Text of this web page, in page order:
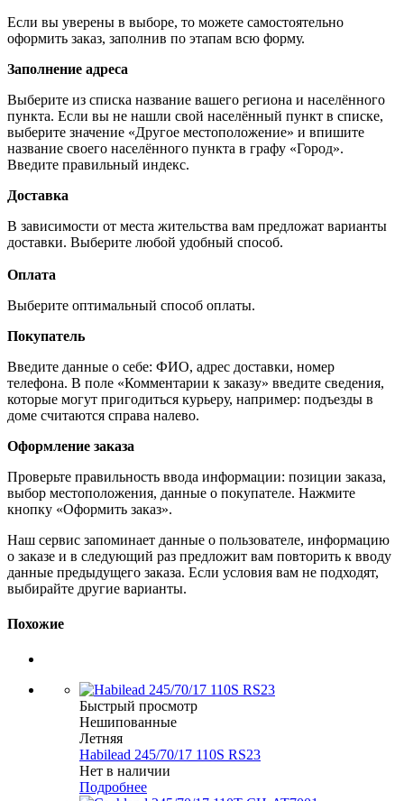
Если вы уверены в выборе, то можете самостоятельно
оформить заказ, заполнив по этапам всю форму.
Заполнение адреса
Выберите из списка название вашего региона и населённого
пункта. Если вы не нашли свой населённый пункт в списке,
выберите значение «Другое местоположение» и впишите
название своего населённого пункта в графу «Город».
Введите правильный индекс.
Доставка
В зависимости от места жительства вам предложат варианты
доставки. Выберите любой удобный способ.
Оплата
Выберите оптимальный способ оплаты.
Покупатель
Введите данные о себе: ФИО, адрес доставки, номер
телефона. В поле «Комментарии к заказу» введите сведения,
которые могут пригодиться курьеру, например: подъезды в
доме считаются справа налево.
Оформление заказа
Проверьте правильность ввода информации: позиции заказа,
выбор местоположения, данные о покупателе. Нажмите
кнопку «Оформить заказ».
Наш сервис запоминает данные о пользователе, информацию
о заказе и в следующий раз предложит вам повторить к вводу
данные предыдущего заказа. Если условия вам не подходят,
выбирайте другие варианты.
Похожие
Быстрый просмотр
Нешипованные
Летняя
Habilead 245/70/17 110S RS23
Нет в наличии
Подробнее